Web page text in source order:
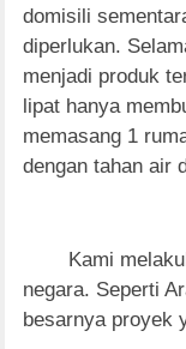
domisili
diperlukan.
menjadi produk
lipat hanya
memasang 1
dengan tahan air
Kami
negara. Seperti
besarnya proyek